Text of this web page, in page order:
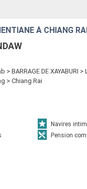
À CHIANG
> BARRAGE DE XAYABURI
> Chiang Rai
Navires
Pension